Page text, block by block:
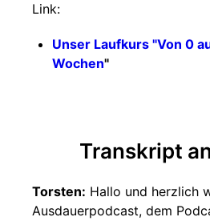
Link:
Unser Laufkurs "Von 0
Wochen"
Transkript
Torsten: Hallo und herzlich
Ausdauerpodcast, dem